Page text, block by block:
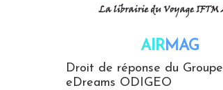
AIRMAG
Droit de réponse du Groupe
eDreams ODIGEO